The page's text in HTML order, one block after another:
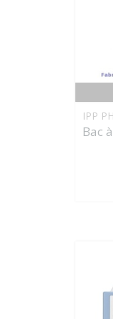
IPP
Bac